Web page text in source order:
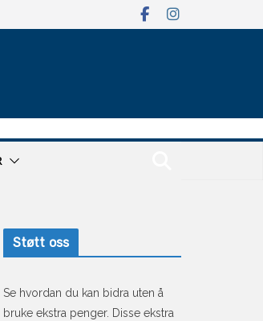
Støtt oss
Se hvordan du kan bidra uten å
bruke ekstra penger. Disse ekstra